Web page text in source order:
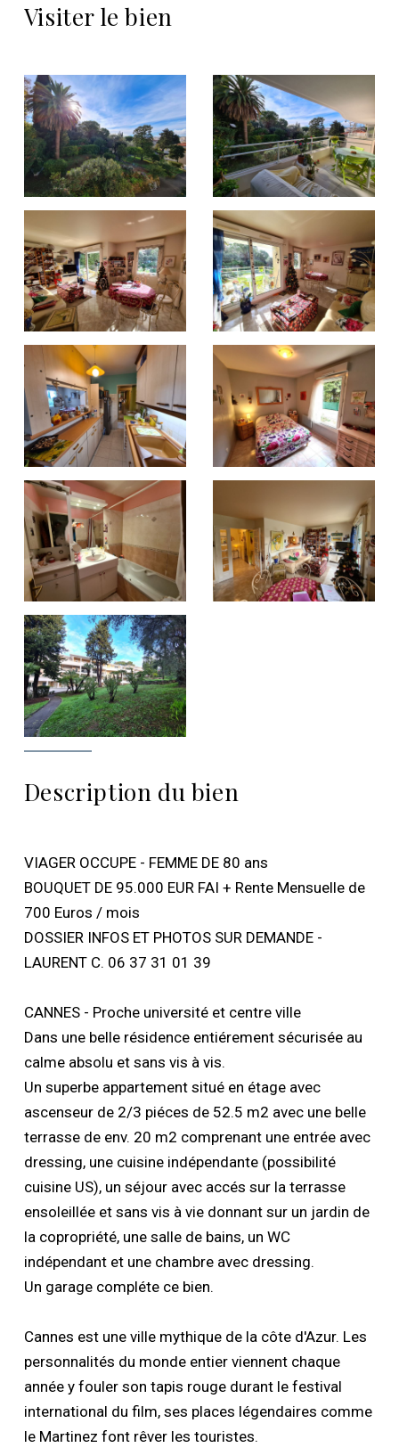
Visiter le bien
Description du bien
VIAGER OCCUPE - FEMME DE 80 ans
BOUQUET DE 95.000 EUR FAI + Rente Mensuelle de
700 Euros / mois
DOSSIER INFOS ET PHOTOS SUR DEMANDE -
LAURENT C. 06 37 31 01 39
CANNES - Proche université et centre ville
Dans une belle résidence entiérement sécurisée au
calme absolu et sans vis à vis.
Un superbe appartement situé en étage avec
ascenseur de 2/3 piéces de 52.5 m2 avec une belle
terrasse de env. 20 m2 comprenant une entrée avec
dressing, une cuisine indépendante (possibilité
cuisine US), un séjour avec accés sur la terrasse
ensoleillée et sans vis à vie donnant sur un jardin de
la copropriété, une salle de bains, un WC
indépendant et une chambre avec dressing.
Un garage compléte ce bien.
Cannes est une ville mythique de la côte d'Azur. Les
personnalités du monde entier viennent chaque
année y fouler son tapis rouge durant le festival
international du film, ses places légendaires comme
le Martinez font rêver les touristes.